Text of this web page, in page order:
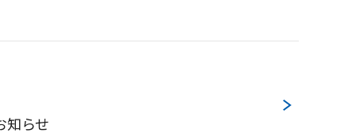
知らせ